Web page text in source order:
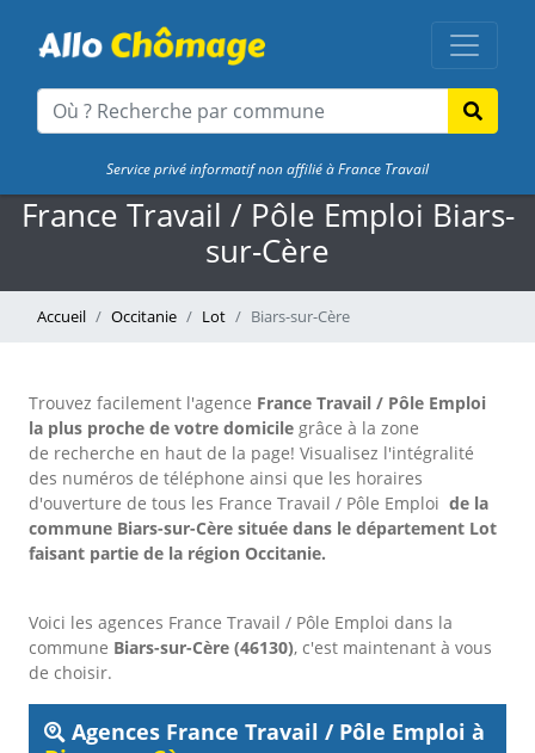
Service privé informatif non affilié à France Travail
France Travail / Pôle Emploi Biars-
sur-Cère
Accueil Occitanie Lot Biars-sur-Cère
Trouvez facilement l'agence France Travail / Pôle Emploi
la plus proche de votre domicile grâce à la zone
de recherche en haut de la page! Visualisez l'intégralité
des numéros de téléphone ainsi que les horaires
d'ouverture de tous les France Travail / Pôle Emploi de la
commune Biars-sur-Cère située dans le département Lot
faisant partie de la région Occitanie.
Voici les agences France Travail / Pôle Emploi dans la
commune Biars-sur-Cère (46130), c'est maintenant à vous
de choisir.
Agences France Travail / Pôle Emploi à